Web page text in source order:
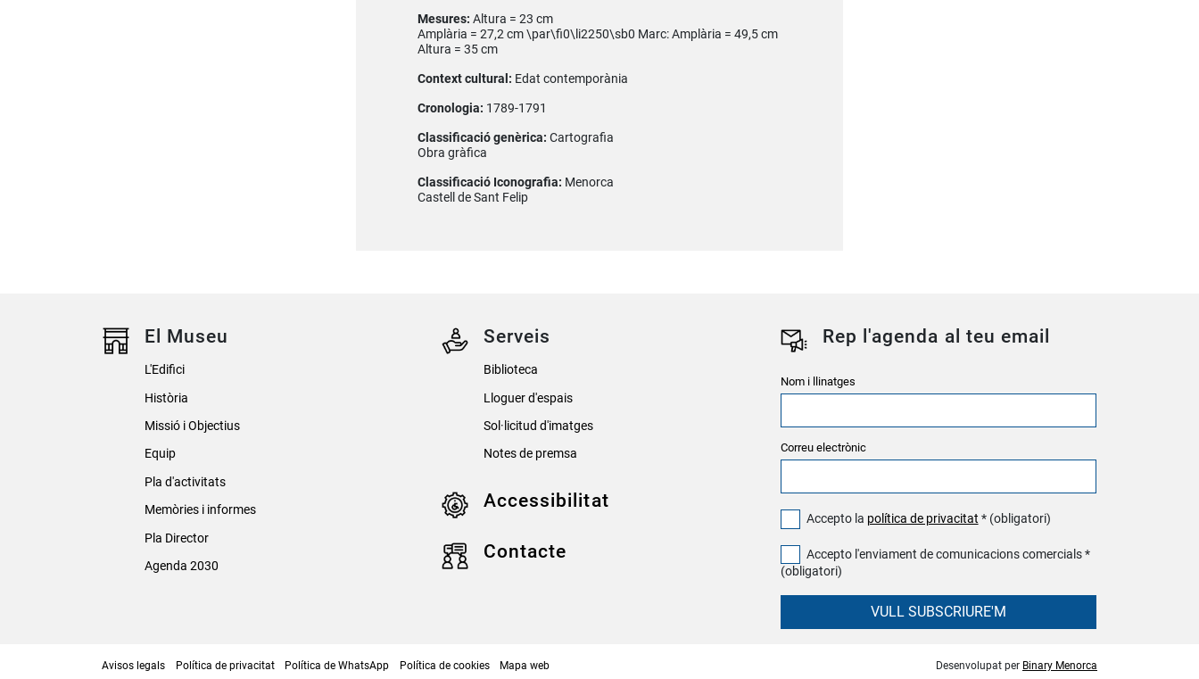
Mesures: Altura = 23 cm
Amplària = 27,2 cm \par\fi0\li2250\sb0 Marc: Amplària = 49,5 cm
Altura = 35 cm
Context cultural: Edat contemporània
Cronologia: 1789-1791
Classificació genèrica: Cartografia
Obra gràfica
Classificació Iconografia: Menorca
Castell de Sant Felip
El Museu
L'Edifici
Història
Missió i Objectius
Equip
Pla d'activitats
Memòries i informes
Pla Director
Agenda 2030
Serveis
Biblioteca
Lloguer d'espais
Sol·licitud d'imatges
Notes de premsa
Accessibilitat
Contacte
Rep l'agenda al teu email
Nom i llinatges
Correu electrònic
Accepto la política de privacitat * (obligatori)
Accepto l'enviament de comunicacions comercials *
(obligatori)
VULL SUBSCRIURE'M
Avisos legals Política de privacitat Política de WhatsApp Política de cookies Mapa web Desenvolupat per Binary Menorca